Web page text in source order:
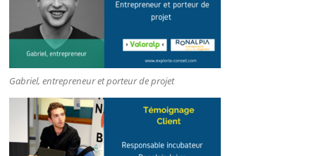
Gabriel, entrepreneur et porteur de projet